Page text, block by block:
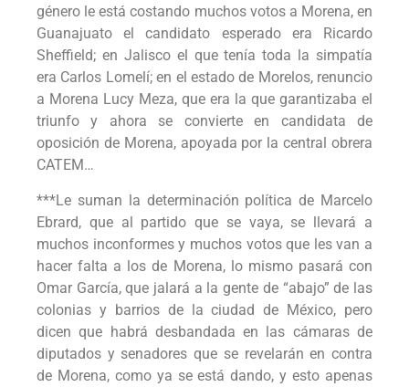
género le está costando muchos votos a Morena, en
Guanajuato el candidato esperado era Ricardo
Sheffield; en Jalisco el que tenía toda la simpatía
era Carlos Lomelí; en el estado de Morelos, renuncio
a Morena Lucy Meza, que era la que garantizaba el
triunfo y ahora se convierte en candidata de
oposición de Morena, apoyada por la central obrera
CATEM…
***Le suman la determinación política de Marcelo
Ebrard, que al partido que se vaya, se llevará a
muchos inconformes y muchos votos que les van a
hacer falta a los de Morena, lo mismo pasará con
Omar García, que jalará a la gente de “abajo” de las
colonias y barrios de la ciudad de México, pero
dicen que habrá desbandada en las cámaras de
diputados y senadores que se revelarán en contra
de Morena, como ya se está dando, y esto apenas